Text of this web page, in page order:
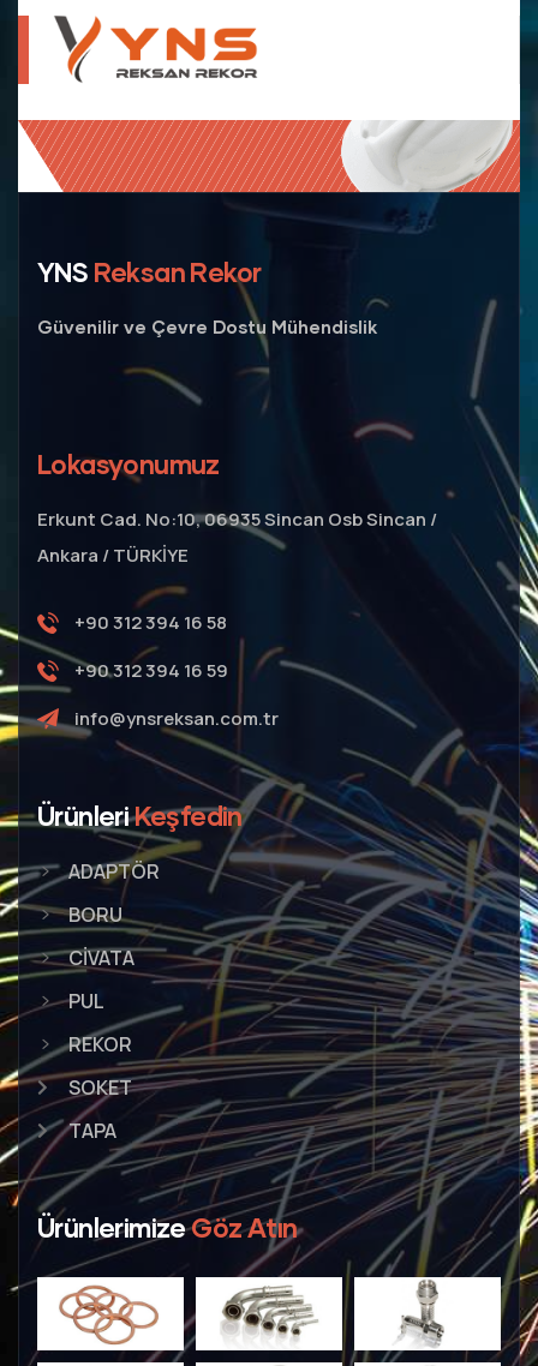
YNS Reksan Rekor
Güvenilir ve Çevre Dostu Mühendislik
Lokasyonumuz
Erkunt Cad. No:10, 06935 Sincan Osb Sincan /
Ankara / TÜRKİYE
+90 312 394 16 58
+90 312 394 16 59
info@ynsreksan.com.tr
ÜrünleriKeşfedin
ADAPTÖR
BORU
CİVATA
PUL
REKOR
SOKET
TAPA
ÜrünlerimizeGöz Atın